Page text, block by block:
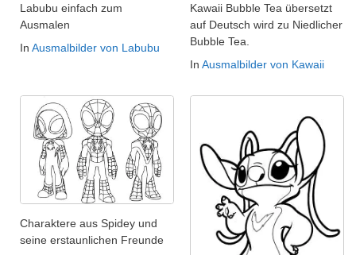
Labubu einfach zum
Ausmalen
In Ausmalbilder von Labubu
Kawaii Bubble Tea übersetzt
auf Deutsch wird zu Niedlicher
Bubble Tea.
In Ausmalbilder von Kawaii
Charaktere aus Spidey und
seine erstaunlichen Freunde